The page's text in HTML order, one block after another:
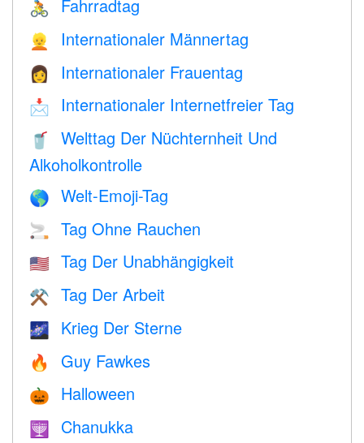
🚴 Fahrradtag
👱 Internationaler Männertag
👩 Internationaler Frauentag
📩 Internationaler Internetfreier Tag
🥤
Welttag Der Nüchternheit Und
Alkoholkontrolle
🌎 Welt-Emoji-Tag
🚬 Tag Ohne Rauchen
🇺🇸 Tag Der Unabhängigkeit
⚒️ Tag Der Arbeit
🌌 Krieg Der Sterne
🔥 Guy Fawkes
🎃 Halloween
🕎 Chanukka